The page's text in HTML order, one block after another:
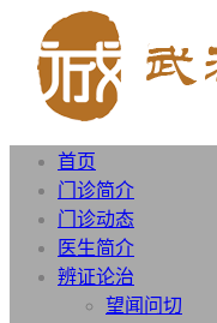
首页
门诊简介
门诊动态
医生简介
辨证论治
望闻问切